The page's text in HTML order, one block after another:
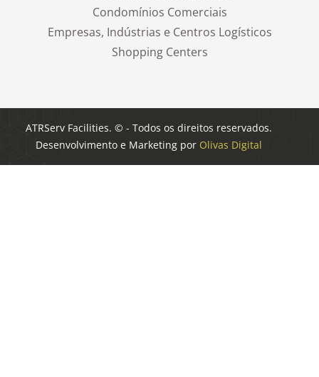
Condomínios Comerciais
Empresas, Indústrias e Centros Logísticos
Shopping Centers
ATRServ Facilities. © - Todos os direitos reservados.
Desenvolvimento e Marketing por Olivas Digital